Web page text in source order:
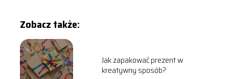
Zobacz także:
Jak zapakować prezent w
kreatywny sposób?